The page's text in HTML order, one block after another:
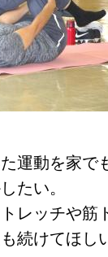
運動を家で
たい。
レッチや筋
続けてほし